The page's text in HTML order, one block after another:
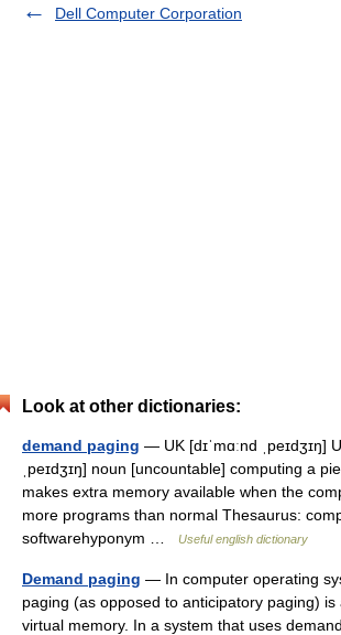
Dell Computer Corporation
Look at other dictionaries:
demand paging — UK [dɪˈmɑːnd ˌpeɪdʒɪŋ]
ˌpeɪdʒɪŋ] noun [uncountable] computing a
makes extra memory available when the
more programs than normal Thesaurus:
softwarehyponym …
Useful english dictionary
Demand paging — In computer operating
paging (as opposed to anticipatory paging) is
virtual memory. In a system that uses